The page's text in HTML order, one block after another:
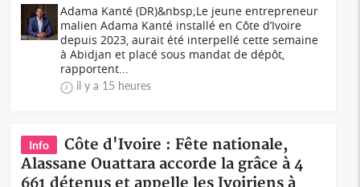
Adama Kanté (DR)&nbsp;Le jeune entrepreneur
malien Adama Kanté installé en Côte d’Ivoire
depuis 2023, aurait été interpellé cette semaine
à Abidjan et placé sous mandat de dépôt,
rapportent...
il y a 15 heures
Info
Côte d'Ivoire : Fête nationale,
Alassane Ouattara accorde la grâce à 4